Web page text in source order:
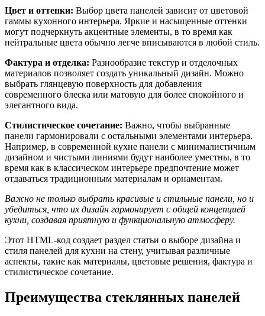
Цвет и оттенки: Выбор цвета панелей зависит от цветовой
гаммы кухонного интерьера. Яркие и насыщенные оттенки
могут подчеркнуть акцентные элементы, в то время как
нейтральные цвета обычно легче вписываются в любой стиль.
Фактура и отделка: Разнообразие текстур и отделочных
материалов позволяет создать уникальный дизайн. Можно
выбрать глянцевую поверхность для добавления
современного блеска или матовую для более спокойного и
элегантного вида.
Стилистическое сочетание: Важно, чтобы выбранные
панели гармонировали с остальными элементами интерьера.
Например, в современной кухне панели с минималистичным
дизайном и чистыми линиями будут наиболее уместны, в то
время как в классическом интерьере предпочтение может
отдаваться традиционным материалам и орнаментам.
Важно не только выбрать красивые и стильные панели, но и
убедиться, что их дизайн гармонирует с общей концепцией
кухни, создавая приятную и функциональную атмосферу.
Этот HTML-код создает раздел статьи о выборе дизайна и
стиля панелей для кухни на стену, учитывая различные
аспекты, такие как материалы, цветовые решения, фактура и
стилистическое сочетание.
Преимущества стеклянных панелей